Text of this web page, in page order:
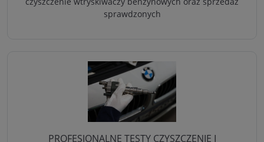
sprawdzonych
PROFESJONALNE TESTY CZYSZCZENIE I